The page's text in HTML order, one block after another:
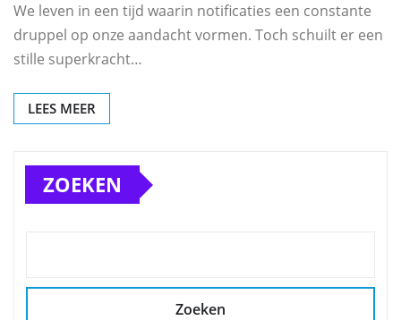
We leven in een tijd waarin notificaties een constante
druppel op onze aandacht vormen. Toch schuilt er een
stille superkracht…
LEES MEER
ZOEKEN
Zoeken